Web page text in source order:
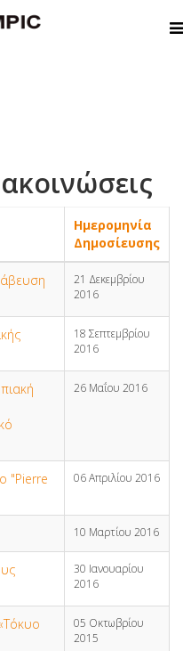
Ημερομηνία
Δημοσίευσης
21 Δεκεμβρίου
2016
18 Σεπτεμβρίου
2016
26 Μαΐου 2016
"Pierre
06 Απριλίου 2016
10 Μαρτίου 2016
30 Ιανουαρίου
2016
05 Οκτωβρίου
2015